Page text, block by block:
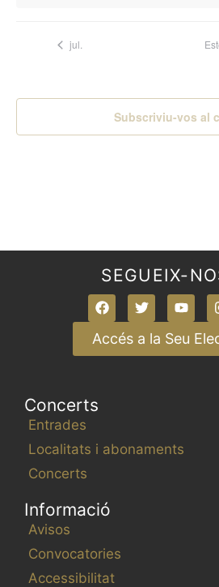
jul.
Subscriviu-vos al
SEGUEIX-
Accés a la Seu
Concerts
Entrades
Localitats i abonaments
Concerts
Informació
Avisos
Convocatories
Accessibilitat